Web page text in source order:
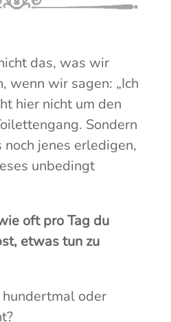
das, was wir
wenn wir sagen: „Ich
hier nicht um den
Sondern
noch jenes erledigen,
unbedingt
oft pro Tag du
etwas tun zu
oder